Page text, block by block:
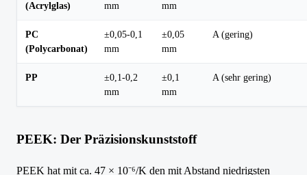
(Acrylglas)
mm
mm
PC
(Polycarbonat)
±0,05-0,1
mm
±0,05
mm
A (gering)
PP
±0,1-0,2
mm
±0,1
mm
A (sehr gering)
PEEK: Der Präzisionskunststoff
PEEK hat mit ca. 47 × 10⁻⁶/K den mit Abstand niedrigsten